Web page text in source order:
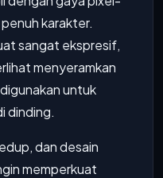
karakter.
sangat ekspresif,
menyeramkan
untuk
dinding.
dan desain
memperkuat